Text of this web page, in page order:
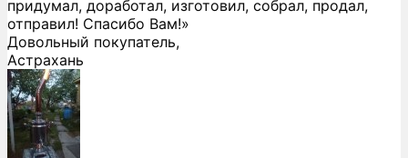
придумал, доработал, изготовил, собрал, продал,
отправил! Спасибо Вам!»
Довольный покупатель,
Астрахань